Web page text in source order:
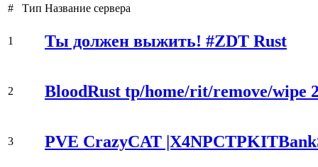
# Тип Название сервера
1 Ты должен выжить! #ZDT Rust
2 BloodRust tp/home/rit/remove/wipe
3 PVE CrazyCAT